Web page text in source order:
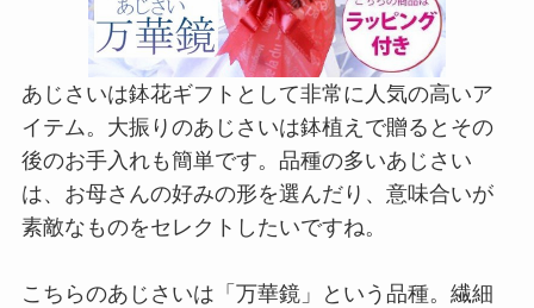
あじさいは鉢花ギフトとして非常に人気の高いア
イテム。大振りのあじさいは鉢植えで贈るとその
後のお手入れも簡単です。品種の多いあじさい
は、お母さんの好みの形を選んだり、意味合いが
素敵なものをセレクトしたいですね。
こちらのあじさいは「万華鏡」という品種。繊細